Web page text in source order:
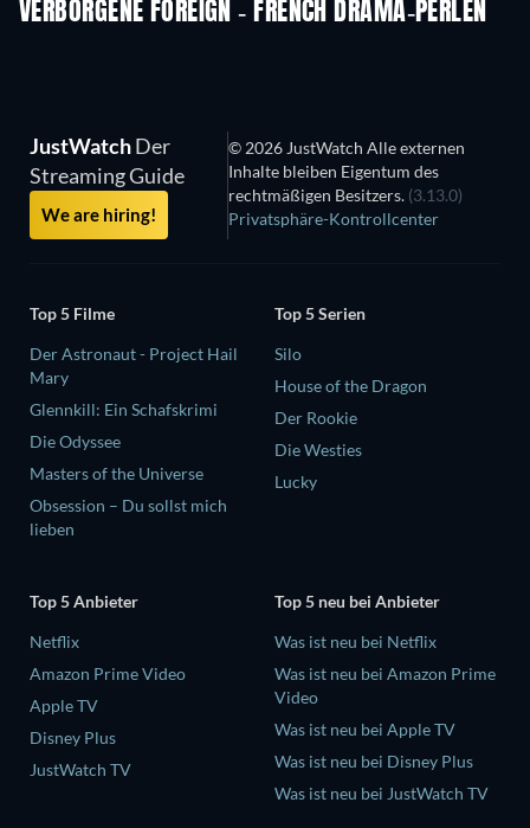
VERBORGENE FOREIGN - FRENCH DRAMA-PERLEN
JustWatchDer
Streaming Guide
We are hiring!
© 2026 JustWatch Alle externen
Inhalte bleiben Eigentum des
rechtmäßigen Besitzers. (3.13.0)
Privatsphäre-Kontrollcenter
Top 5 Filme
Der Astronaut - Project Hail
Mary
Glennkill: Ein Schafskrimi
Die Odyssee
Masters of the Universe
Obsession – Du sollst mich
lieben
Top 5 Serien
Silo
House of the Dragon
Der Rookie
Die Westies
Lucky
Top 5 Anbieter
Netflix
Amazon Prime Video
Apple TV
Disney Plus
JustWatch TV
Top 5 neu bei Anbieter
Was ist neu bei Netflix
Was ist neu bei Amazon Prime
Video
Was ist neu bei Apple TV
Was ist neu bei Disney Plus
Was ist neu bei JustWatch TV